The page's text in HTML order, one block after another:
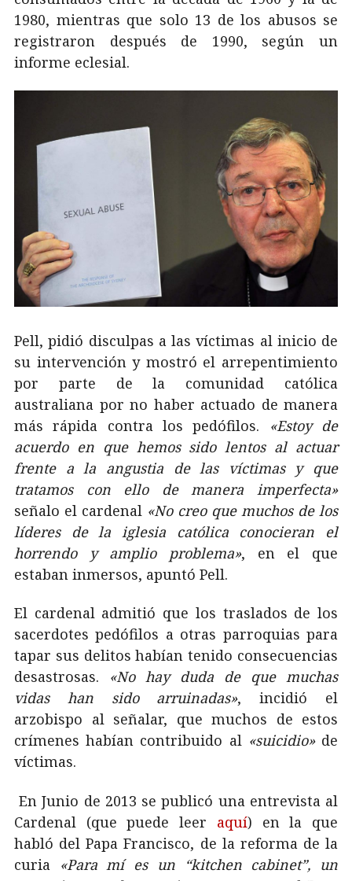
1980, mientras que solo 13 de los abusos se
registraron después de 1990, según un
informe eclesial.
Pell, pidió disculpas a las víctimas al inicio de
su intervención y mostró el arrepentimiento
por parte de la comunidad católica
australiana por no haber actuado de manera
más rápida contra los pedófilos. «Estoy de
acuerdo en que hemos sido lentos al actuar
frente a la angustia de las víctimas y que
tratamos con ello de manera imperfecta»
señalo el cardenal «No creo que muchos de los
líderes de la iglesia católica conocieran el
horrendo y amplio problema», en el que
estaban inmersos, apuntó Pell.
El cardenal admitió que los traslados de los
sacerdotes pedófilos a otras parroquias para
tapar sus delitos habían tenido consecuencias
desastrosas. «No hay duda de que muchas
vidas han sido arruinadas», incidió el
arzobispo al señalar, que muchos de estos
crímenes habían contribuido al «suicidio»de
víctimas.
En Junio de 2013 se publicó una entrevista al
Cardenal (que puede leer aquí) en la que
habló del Papa Francisco, de la reforma de la
curia «Para mí es un “kitchen cabinet”, un